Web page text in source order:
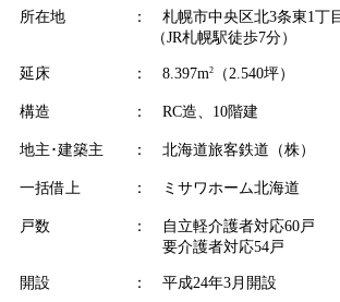
所在地
： 札幌市中央区北3条東1丁
（JR札幌駅徒歩7分）
延床 ： 8.397m2（2.540坪）
構造 ： RC造、10階建
地主･建築主 ： 北海道旅客鉄道（株）
一括借上 ： ミサワホーム北海道
戸数
： 自立軽介護者対応60戸
要介護者対応54戸
開設 ： 平成24年3月開設